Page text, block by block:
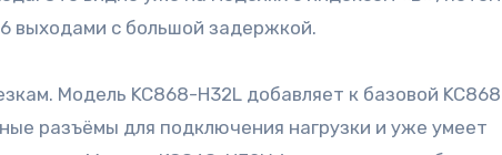
выходами с большой задержкой.
Модель KC868-H32L добавляет к базовой
разъёмы для подключения нагрузки и уже умеет